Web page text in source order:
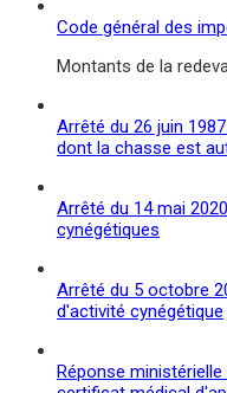
Code général des
Montants de la
Arrêté du 26 juin
dont la chasse est
Arrêté du 14 mai
cynégétiques
Arrêté du 5 octobre
d'activité cynégétique
Réponse